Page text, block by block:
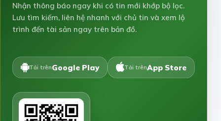
Nhận thông báo ngay khi có tin mới khớp bộ lọc.
Lưu tìm kiếm, liên hệ nhanh với chủ tin và xem lộ
trình đến tài sản ngay trên bản đồ.
Tải trênGoogle Play Tải trênApp Store